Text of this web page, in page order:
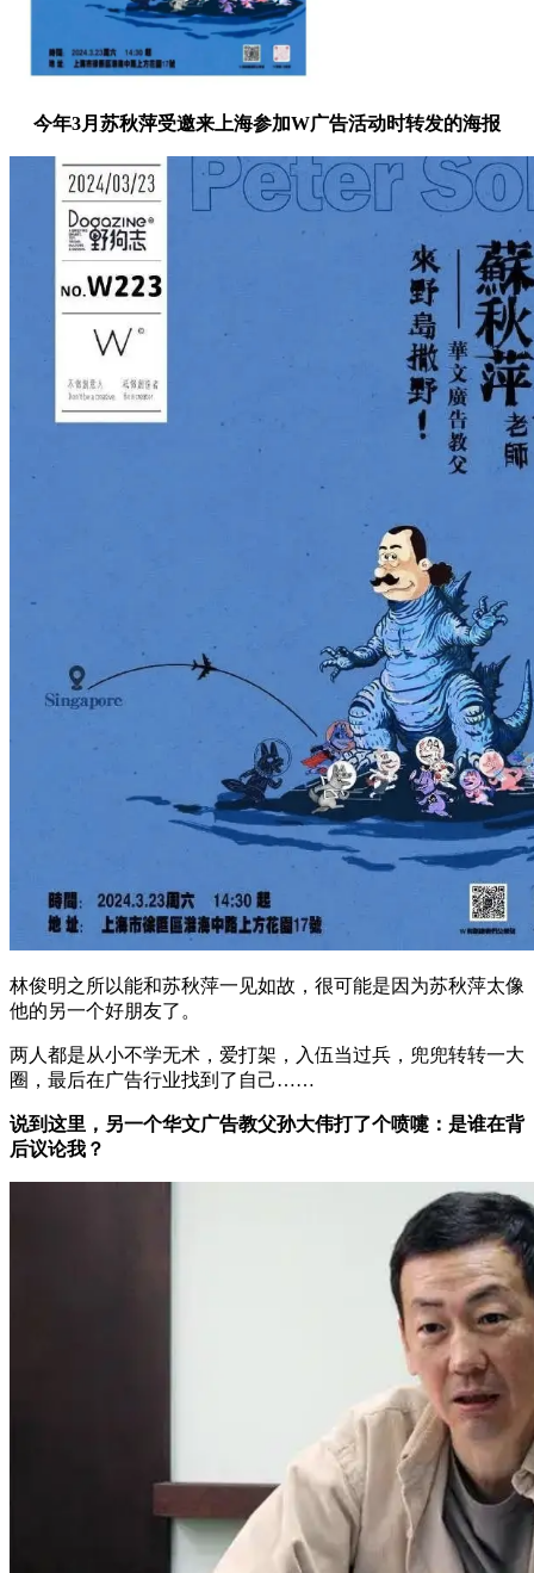
今年3月苏秋萍受邀来上海参加W广告活动时转发的海报
林俊明之所以能和苏秋萍一见如故，很可能是因为苏秋萍太像
他的另一个好朋友了。
两人都是从小不学无术，爱打架，入伍当过兵，兜兜转转一大
圈，最后在广告行业找到了自己……
说到这里，另一个华文广告教父孙大伟打了个喷嚏：是谁在背
后议论我？